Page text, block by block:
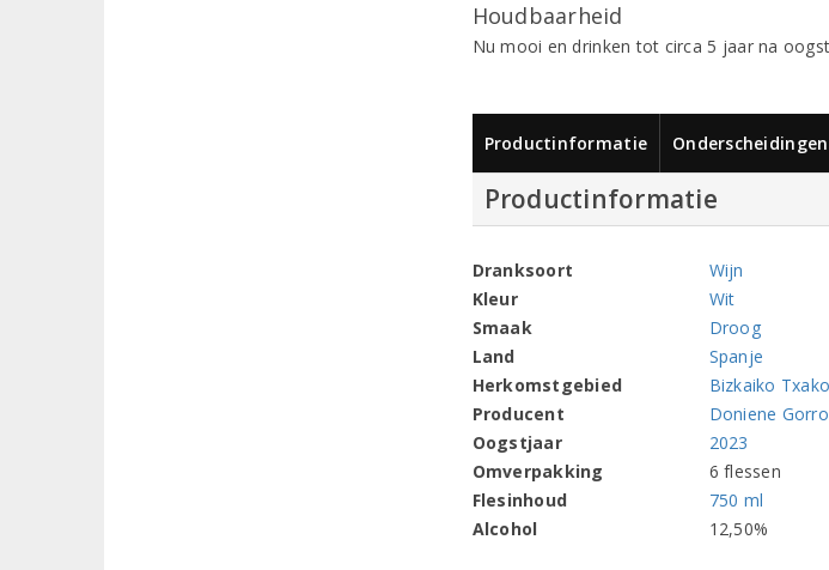
Houdbaarheid
Nu mooi en drinken tot circa 5 jaar na
Productinformatie Onderscheidingen
Productinformatie
Dranksoort
Wijn
Kleur
Wit
Smaak
Droog
Land
Spanje
Herkomstgebied
Bizkaiko
Producent
Doniene
Oogstjaar
2023
Omverpakking
6 flessen
Flesinhoud
750 ml
Alcohol
12,50%